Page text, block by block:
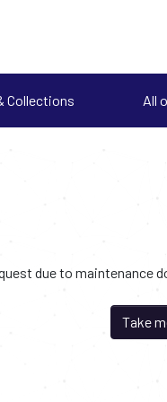
Collections All
due to maintenance
Take